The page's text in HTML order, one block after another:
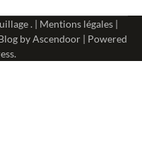
. | Mentions légales|
byAscendoor | Powered
.